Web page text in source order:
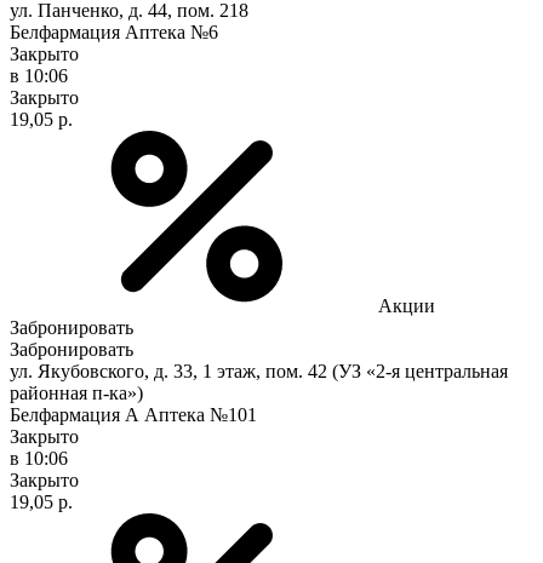
ул. Панченко, д. 44, пом. 218
Белфармация Аптека №6
Закрыто
в 10:06
Закрыто
19,05 р.
Акции
Забронировать
Забронировать
ул. Якубовского, д. 33, 1 этаж, пом. 42 (УЗ «2-я центральная
районная п-ка»)
Белфармация А Аптека №101
Закрыто
в 10:06
Закрыто
19,05 р.